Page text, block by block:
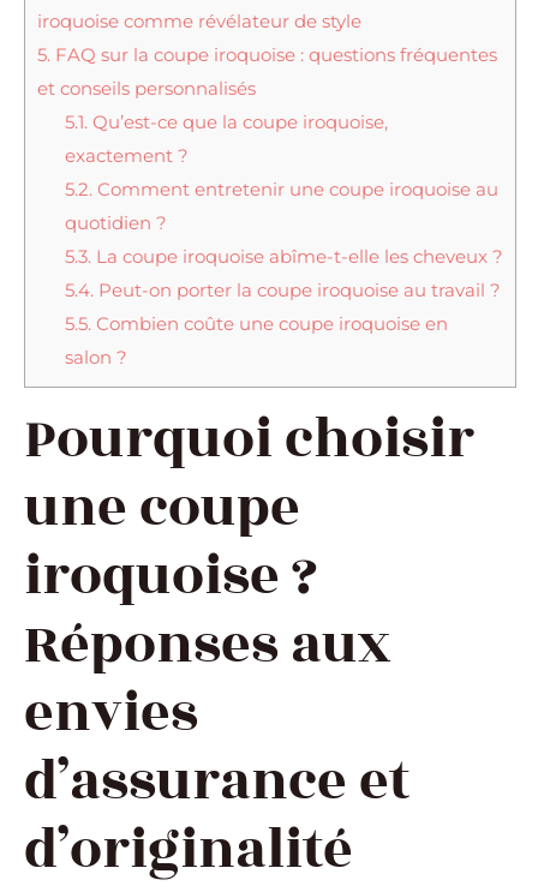
iroquoise comme révélateur de style
5. FAQ sur la coupe iroquoise : questions fréquentes
et conseils personnalisés
5.1. Qu’est-ce que la coupe iroquoise,
exactement ?
5.2. Comment entretenir une coupe iroquoise au
quotidien ?
5.3. La coupe iroquoise abîme-t-elle les cheveux ?
5.4. Peut-on porter la coupe iroquoise au travail ?
5.5. Combien coûte une coupe iroquoise en
salon ?
Pourquoi choisir
une coupe
iroquoise ?
Réponses aux
envies
d’assurance et
d’originalité